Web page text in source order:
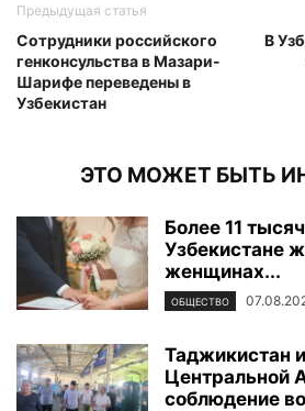
Предыдущая статья
Сотрудники российского
генконсульства в Мазари-
Шарифе переведены в
Узбекистан
В
ЭТО МОЖЕТ БЫТЬ
Более 11
Узбекистане
женщинах...
ОБЩЕСТВО
Таджикистан
Центральной
соблюдение